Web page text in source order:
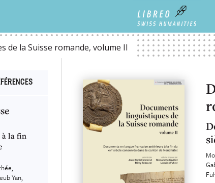
de la Suisse romande, volume II
à la fin
Yan